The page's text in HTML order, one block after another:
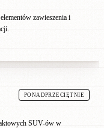
zawieszenia i
PONADPRZECIĘTNIE
SUV-ów w